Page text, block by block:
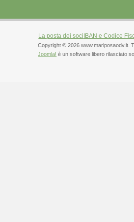
La posta dei soci IBAN e Codice
Copyright © 2026 www.mariposaodv.it.
Joomla! è un software libero rilasciato